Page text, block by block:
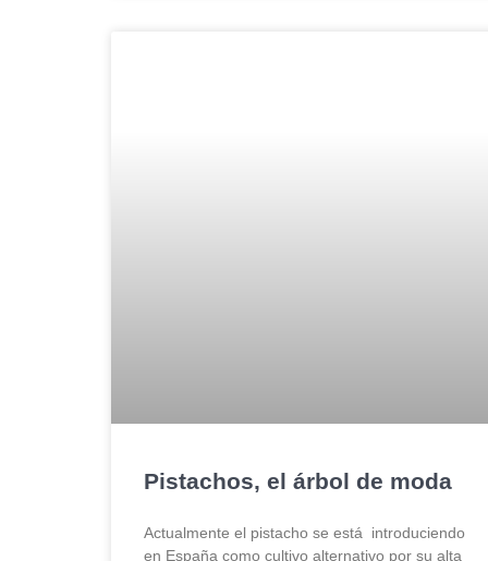
Pistachos, el árbol de moda
Actualmente el pistacho se está introduciendo
en España como cultivo alternativo por su alta